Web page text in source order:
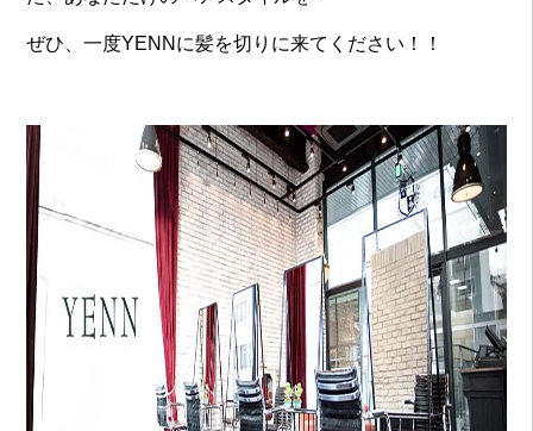
ぜひ、一度YENNに髪を切りに来てください！！